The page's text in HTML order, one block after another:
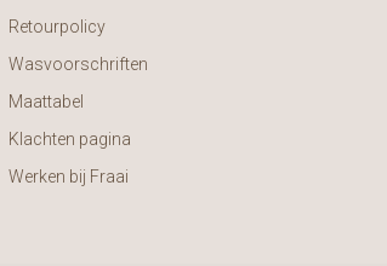
Retourpolicy
Wasvoorschriften
Maattabel
Klachten pagina
Werken bij Fraai